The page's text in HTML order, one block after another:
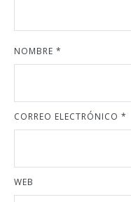
NOMBRE *
CORREO ELECTRÓNICO *
WEB